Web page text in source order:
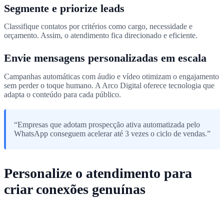
Segmente e priorize leads
Classifique contatos por critérios como cargo, necessidade e
orçamento. Assim, o atendimento fica direcionado e eficiente.
Envie mensagens personalizadas em escala
Campanhas automáticas com áudio e vídeo otimizam o engajamento
sem perder o toque humano. A Arco Digital oferece tecnologia que
adapta o conteúdo para cada público.
“Empresas que adotam prospecção ativa automatizada pelo
WhatsApp conseguem acelerar até 3 vezes o ciclo de vendas.”
Personalize o atendimento para
criar conexões genuínas